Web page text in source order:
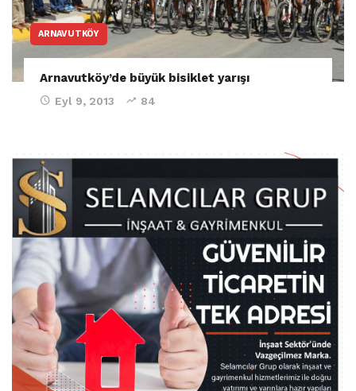
ARNAVUTKÖY
Arnavutköy’de büyük bisiklet yarışı
Eyl 9, 2013 84